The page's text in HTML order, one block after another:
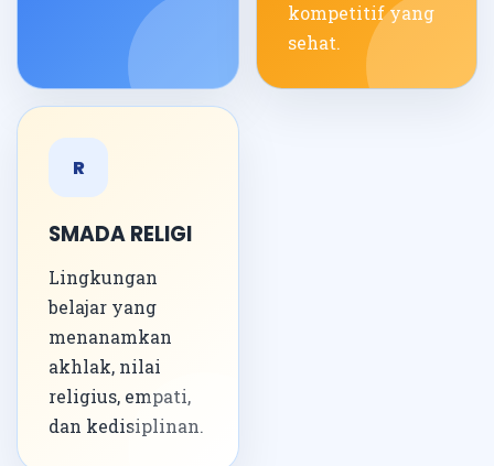
kompetitif yang
sehat.
R
SMADA RELIGI
Lingkungan
belajar yang
menanamkan
akhlak, nilai
religius, empati,
dan kedisiplinan.